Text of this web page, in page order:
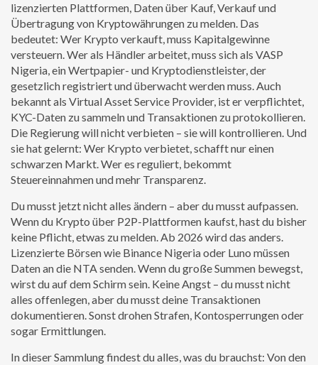
lizenzierten Plattformen, Daten über Kauf, Verkauf und
Übertragung von Kryptowährungen zu melden. Das
bedeutet: Wer Krypto verkauft, muss Kapitalgewinne
versteuern. Wer als Händler arbeitet, muss sich als VASP
Nigeria,ein Wertpapier- und Kryptodienstleister, der
gesetzlich registriert und überwacht werden muss. Auch
bekannt als Virtual Asset Service Provider, ist er verpflichtet,
KYC-Daten zu sammeln und Transaktionen zu protokollieren.
Die Regierung will nicht verbieten – sie will kontrollieren. Und
sie hat gelernt: Wer Krypto verbietet, schafft nur einen
schwarzen Markt. Wer es reguliert, bekommt
Steuereinnahmen und mehr Transparenz.
Du musst jetzt nicht alles ändern – aber du musst aufpassen.
Wenn du Krypto über P2P-Plattformen kaufst, hast du bisher
keine Pflicht, etwas zu melden. Ab 2026 wird das anders.
Lizenzierte Börsen wie Binance Nigeria oder Luno müssen
Daten an die NTA senden. Wenn du große Summen bewegst,
wirst du auf dem Schirm sein. Keine Angst – du musst nicht
alles offenlegen, aber du musst deine Transaktionen
dokumentieren. Sonst drohen Strafen, Kontosperrungen oder
sogar Ermittlungen.
In dieser Sammlung findest du alles, was du brauchst: Von den